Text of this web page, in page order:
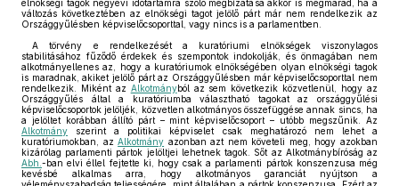
elnökségi tagok négyévi időtartamra szóló megbízatása akkor is megmarad, ha a
változás következtében az elnökségi tagot jelölő párt már nem rendelkezik az
Országgyűlésben képviselőcsoporttal, vagy nincs is a parlamentben.
A törvény e rendelkezését a kuratóriumi elnökségek viszonylagos
stabilitásához fűződő érdekek és szempontok indokolják, és önmagában nem
alkotmányellenes az, hogy a kuratóriumok elnökségében olyan elnökségi tagok
is maradnak, akiket jelölő párt az Országgyűlésben már képviselőcsoporttal nem
rendelkezik. Miként az Alkotmányból az sem következik közvetlenül, hogy az
Országgyűlés által a kuratóriumba választható tagokat az országgyűlési
képviselőcsoportok jelöljék, közvetlen alkotmányos összefüggése annak sincs, ha
a jelöltet korábban állító párt – mint képviselőcsoport – utóbb megszűnik. Az
Alkotmány szerint a politikai képviselet csak meghatározó nem lehet a
kuratóriumokban, azAlkotmány azonban azt nem követeli meg, hogy azokban
kizárólag parlamenti pártok jelöltjei lehetnek tagok. Sőt az Alkotmánybíróság az
Abh. -ban elvi éllel fejtette ki, hogy csak a parlamenti pártok konszenzusa még
kevésbé alkalmas arra, hogy alkotmányos garanciát nyújtson a